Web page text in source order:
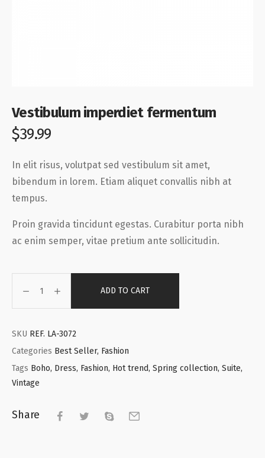
Vestibulum imperdiet fermentum
$39.99
In elit risus, volutpat sed vestibulum sit amet,
bibendum in lorem. Etiam aliquet convallis nibh at
tempus.
Proin gravida tincidunt egestas. Curabitur porta nibh
ac enim semper, vitae pretium ante sollicitudin.
ADD TO CART
SKU REF. LA-3072
Categories Best Seller, Fashion
Tags Boho, Dress, Fashion, Hot trend, Spring collection, Suite,
Vintage
Share